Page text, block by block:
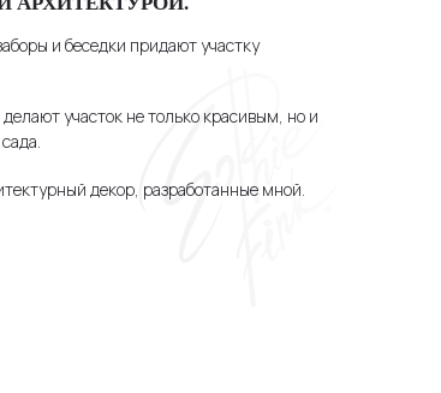
и беседки придают участку
участок не только красивым, но и
декор, разработанные мной.